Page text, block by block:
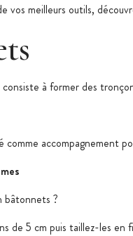
vos meilleurs outils,
à former des
accompagnement
bâtonnets ?
de 5 cm puis taillez-les en